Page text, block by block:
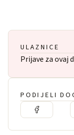
ULAZNICE
Prijave za ovaj
PODIJELI